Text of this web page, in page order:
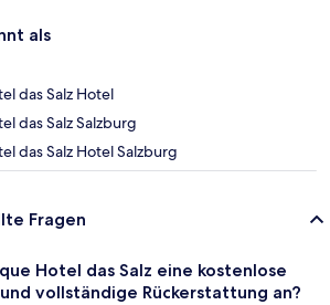
als
das Salz Hotel
das Salz Salzburg
das Salz Hotel Salzburg
Fragen
Hotel das Salz eine kostenlose
vollständige Rückerstattung an?